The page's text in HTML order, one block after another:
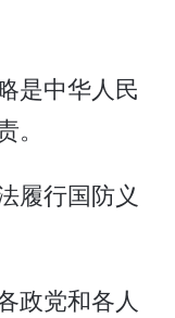
是中华人民
履行国防义
政党和各人